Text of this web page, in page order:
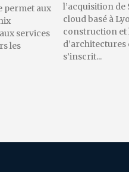
permet aux
services
les
l’acquisition
cloud basé à
construction et
s’inscrit...